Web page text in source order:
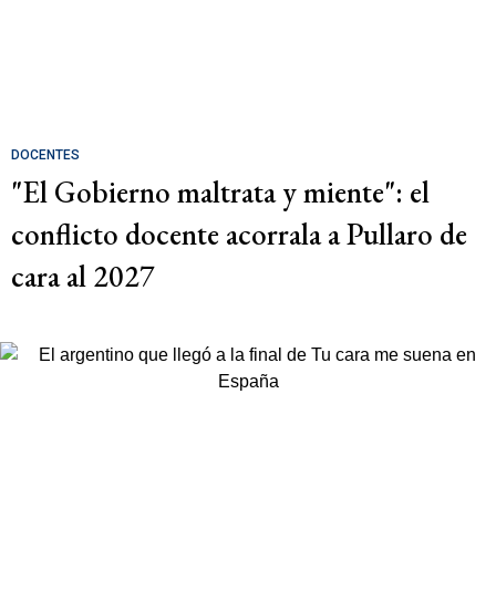
DOCENTES
"El Gobierno maltrata y miente": el
conflicto docente acorrala a Pullaro de
cara al 2027